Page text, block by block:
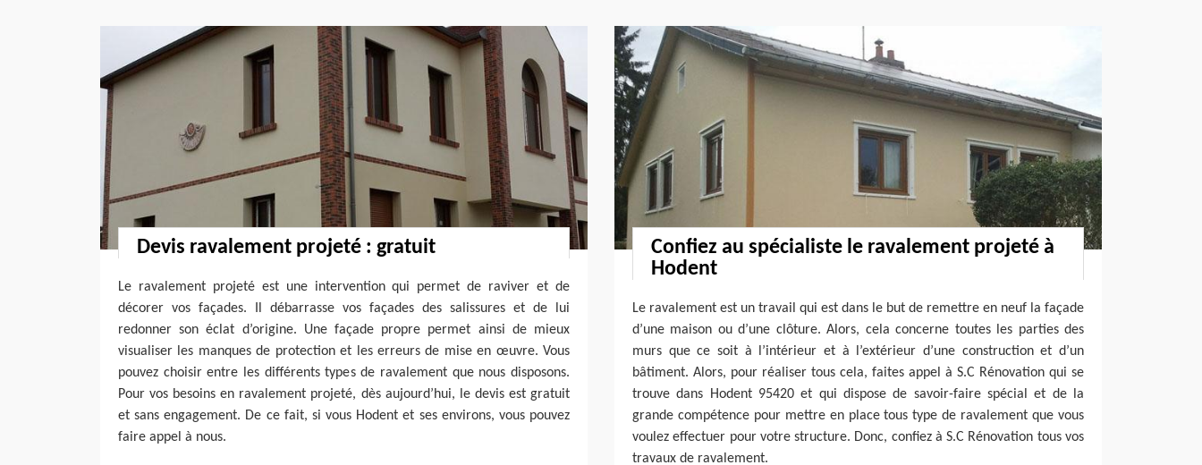
Devis ravalement projeté : gratuit
Le ravalement projeté est une intervention qui permet de raviver et de
décorer vos façades. Il débarrasse vos façades des salissures et de lui
redonner son éclat d’origine. Une façade propre permet ainsi de mieux
visualiser les manques de protection et les erreurs de mise en œuvre. Vous
pouvez choisir entre les différents types de ravalement que nous disposons.
Pour vos besoins en ravalement projeté, dès aujourd’hui, le devis est gratuit
et sans engagement. De ce fait, si vous Hodent et ses environs, vous pouvez
faire appel à nous.
Confiez au spécialiste le ravalement projeté à
Hodent
Le ravalement est un travail qui est dans le but de remettre en neuf la façade
d’une maison ou d’une clôture. Alors, cela concerne toutes les parties des
murs que ce soit à l’intérieur et à l’extérieur d’une construction et d’un
bâtiment. Alors, pour réaliser tous cela, faites appel à S.C Rénovation qui se
trouve dans Hodent 95420 et qui dispose de savoir-faire spécial et de la
grande compétence pour mettre en place tous type de ravalement que vous
voulez effectuer pour votre structure. Donc, confiez à S.C Rénovation tous vos
travaux de ravalement.